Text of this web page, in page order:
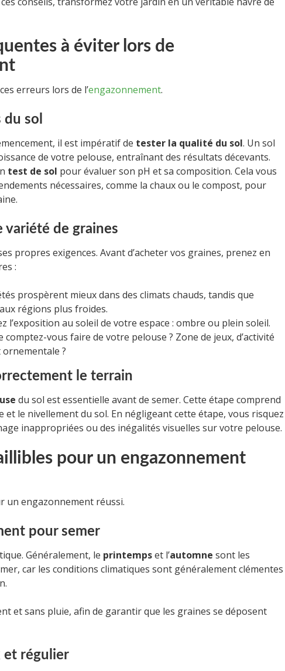
à éviter lors de
erreurs lors de l’engazonnement.
du sol
il est impératif de tester la qualité du sol. Un sol
de votre pelouse, entraînant des résultats décevants.
test de sol pour évaluer son pH et sa composition. Cela vous
nécessaires, comme la chaux ou le compost, pour
variété de graines
propres exigences. Avant d’acheter vos graines, prenez en
:
prospèrent mieux dans des climats chauds, tandis que
régions plus froides.
l’exposition au soleil de votre espace : ombre ou plein soleil.
comptez-vous faire de votre pelouse ? Zone de jeux, d’activité
?
le terrain
du sol est essentielle avant de semer. Cette étape comprend
et le nivellement du sol. En négligeant cette étape, vous risquez
inappropriées ou des inégalités visuelles sur votre pelouse.
pour un engazonnement
un engazonnement réussi.
pour semer
Généralement, le printempset l’automne sont les
car les conditions climatiques sont généralement clémentes
et sans pluie, afin de garantir que les graines se déposent
et régulier